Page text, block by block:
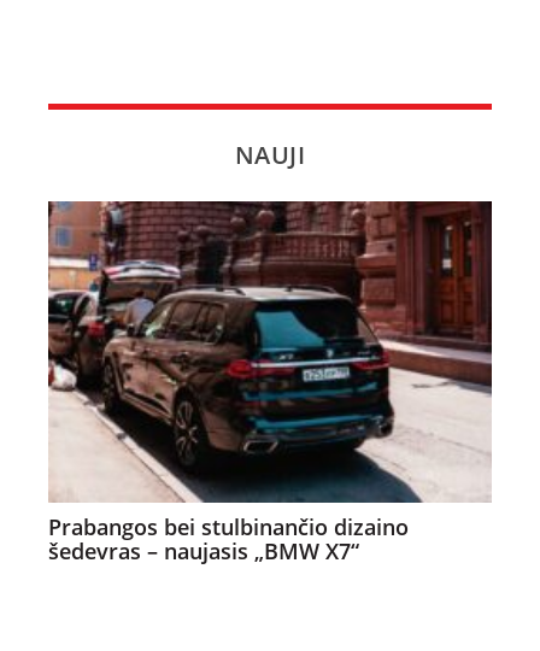
NAUJI
Prabangos bei stulbinančio dizaino
šedevras – naujasis „BMW X7“